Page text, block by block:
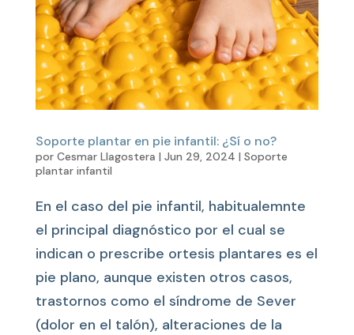
Soporte plantar en pie infantil: ¿Sí o no?
por Cesmar Llagostera | Jun 29, 2024 | Soporte
plantar infantil
En el caso del pie infantil, habitualemnte
el principal diagnóstico por el cual se
indican o prescribe ortesis plantares es el
pie plano, aunque existen otros casos,
trastornos como el síndrome de Sever
(dolor en el talón), alteraciones de la